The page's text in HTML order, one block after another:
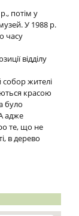
потім у
У 1988 р.
часу
відділу
собор жителі
красою
було
адже
те, що не
в дерево